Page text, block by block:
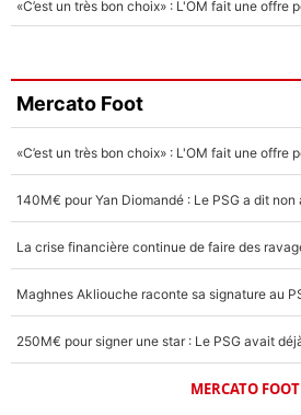
Mercato Foot
MERCATO FOOT